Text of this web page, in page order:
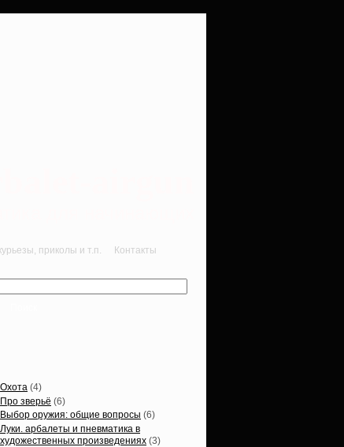
приколы и т.п. Контакты
Охота (4)
Про зверьё (6)
Выбор оружия: общие вопросы (6)
Луки. арбалеты и пневматика в
художественных произведениях (3)